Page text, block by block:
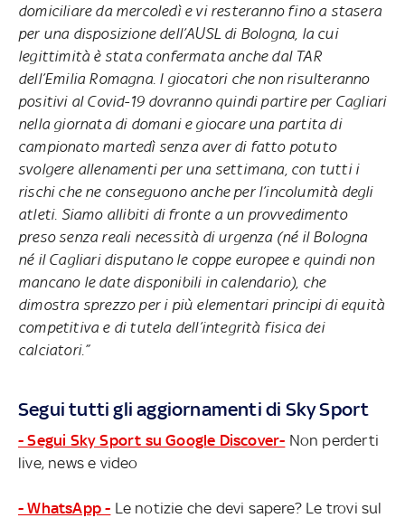
domiciliare da mercoledì e vi resteranno fino a stasera
per una disposizione dell’AUSL di Bologna, la cui
legittimità è stata confermata anche dal TAR
dell’Emilia Romagna. I giocatori che non risulteranno
positivi al Covid-19 dovranno quindi partire per Cagliari
nella giornata di domani e giocare una partita di
campionato martedì senza aver di fatto potuto
svolgere allenamenti per una settimana, con tutti i
rischi che ne conseguono anche per l’incolumità degli
atleti. Siamo allibiti di fronte a un provvedimento
preso senza reali necessità di urgenza (né il Bologna
né il Cagliari disputano le coppe europee e quindi non
mancano le date disponibili in calendario), che
dimostra sprezzo per i più elementari principi di equità
competitiva e di tutela dell’integrità fisica dei
calciatori.”
Segui tutti gli aggiornamenti di Sky Sport
- Segui Sky Sport su Google Discover- Non perderti
live, news e video
- WhatsApp - Le notizie che devi sapere? Le trovi sul